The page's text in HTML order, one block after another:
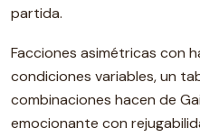
partida.
Facciones asimétricas con
condiciones variables, un
combinaciones hacen de
emocionante con